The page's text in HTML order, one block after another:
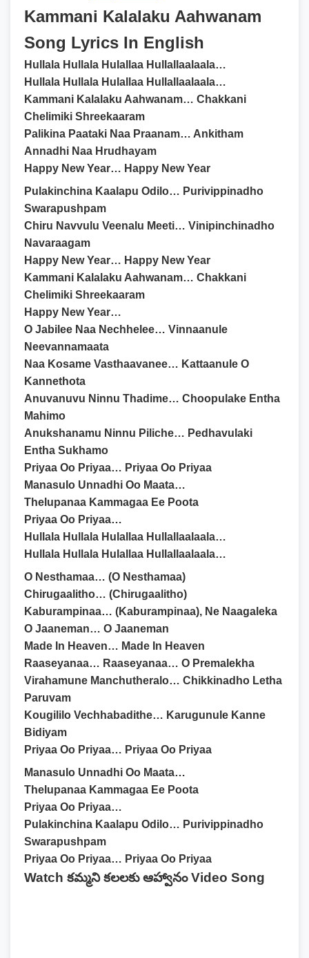
Kammani Kalalaku Aahwanam
Song Lyrics In English
Hullala Hullala Hulallaa Hullallaalaala…
Hullala Hullala Hulallaa Hullallaalaala…
Kammani Kalalaku Aahwanam… Chakkani
Chelimiki Shreekaaram
Palikina Paataki Naa Praanam… Ankitham
Annadhi Naa Hrudhayam
Happy New Year… Happy New Year
Pulakinchina Kaalapu Odilo… Purivippinadho
Swarapushpam
Chiru Navvulu Veenalu Meeti… Vinipinchinadho
Navaraagam
Happy New Year… Happy New Year
Kammani Kalalaku Aahwanam… Chakkani
Chelimiki Shreekaaram
Happy New Year…
O Jabilee Naa Nechhelee… Vinnaanule
Neevannamaata
Naa Kosame Vasthaavanee… Kattaanule O
Kannethota
Anuvanuvu Ninnu Thadime… Choopulake Entha
Mahimo
Anukshanamu Ninnu Piliche… Pedhavulaki
Entha Sukhamo
Priyaa Oo Priyaa… Priyaa Oo Priyaa
Manasulo Unnadhi Oo Maata…
Thelupanaa Kammagaa Ee Poota
Priyaa Oo Priyaa…
Hullala Hullala Hulallaa Hullallaalaala…
Hullala Hullala Hulallaa Hullallaalaala…
O Nesthamaa… (O Nesthamaa)
Chirugaalitho… (Chirugaalitho)
Kaburampinaa… (Kaburampinaa), Ne Naagaleka
O Jaaneman… O Jaaneman
Made In Heaven… Made In Heaven
Raaseyanaa… Raaseyanaa… O Premalekha
Virahamune Manchutheralo… Chikkinadho Letha
Paruvam
Kougililo Vechhabadithe… Karugunule Kanne
Bidiyam
Priyaa Oo Priyaa… Priyaa Oo Priyaa
Manasulo Unnadhi Oo Maata…
Thelupanaa Kammagaa Ee Poota
Priyaa Oo Priyaa…
Pulakinchina Kaalapu Odilo… Purivippinadho
Swarapushpam
Priyaa Oo Priyaa… Priyaa Oo Priyaa
Watch కమ్మని కలలకు ఆహ్వానం Video Song